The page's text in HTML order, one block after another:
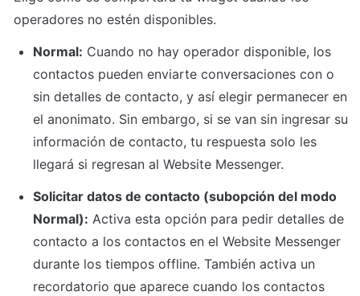
operadores no estén disponibles.
Normal: Cuando no hay operador disponible, los
contactos pueden enviarte conversaciones con o
sin detalles de contacto, y así elegir permanecer en
el anonimato. Sin embargo, si se van sin ingresar su
información de contacto, tu respuesta solo les
llegará si regresan al Website Messenger.
Solicitar datos de contacto (subopción del modo
Normal): Activa esta opción para pedir detalles de
contacto a los contactos en el Website Messenger
durante los tiempos offline. También activa un
recordatorio que aparece cuando los contactos